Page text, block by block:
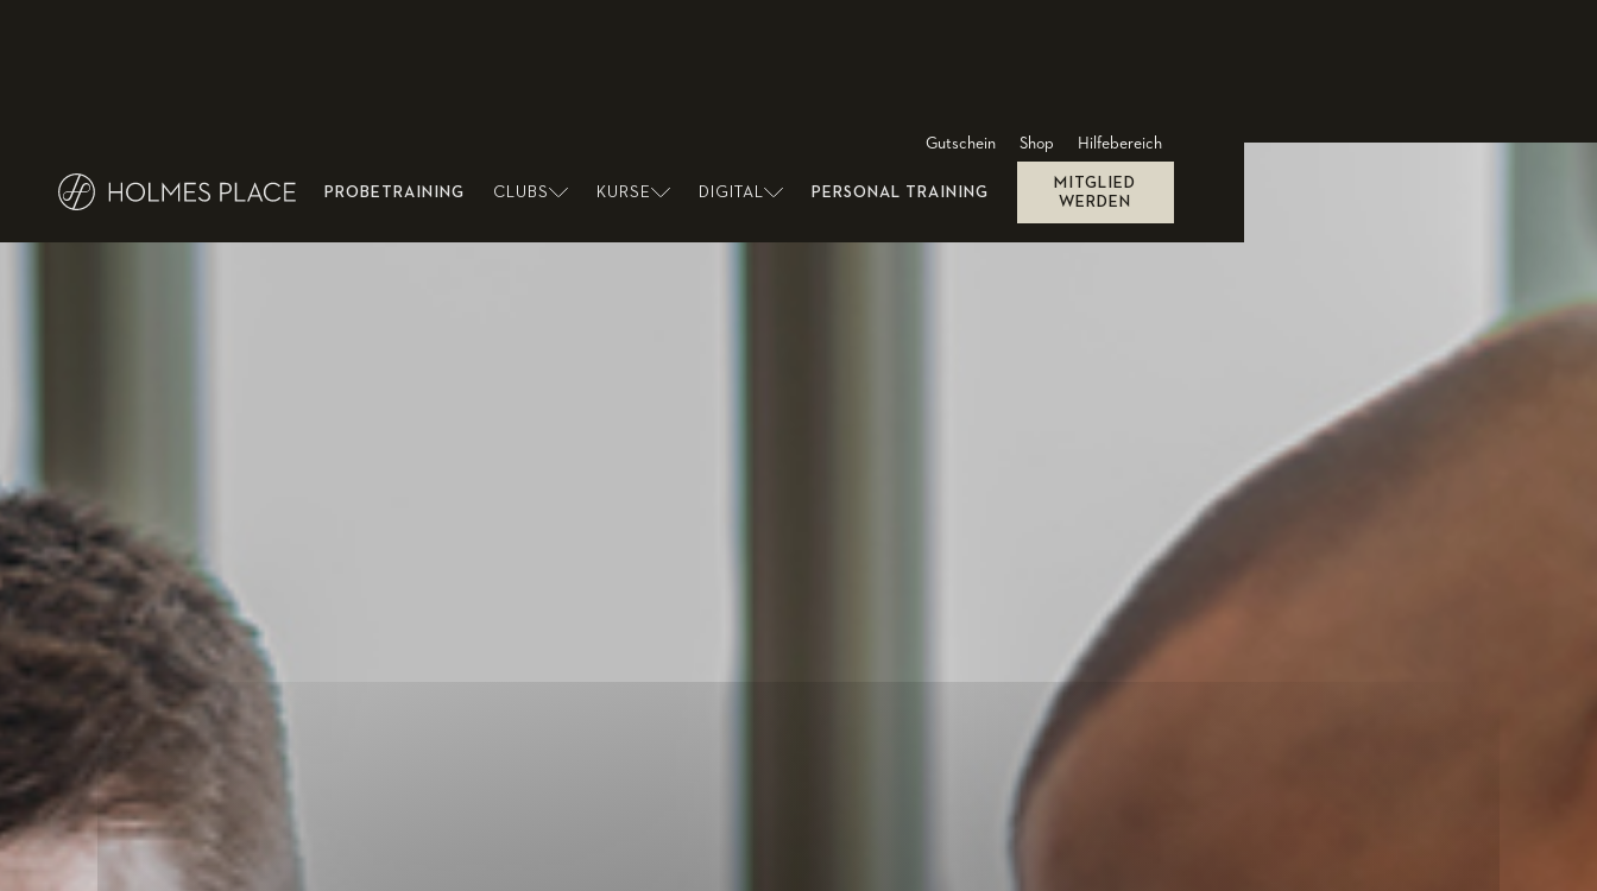
Gutschein Shop Hilfebereich
PROBETRAINING CLUBS KURSE DIGITAL PERSONAL TRAINING
MITGLIED
WERDEN